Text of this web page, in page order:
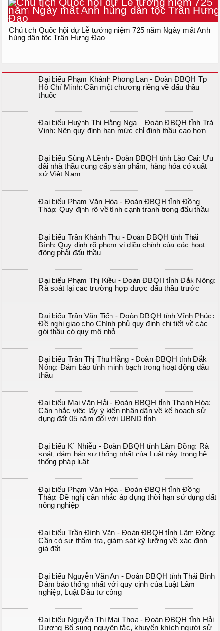
Chủ tịch Quốc hội dự Lễ tưởng niệm 725 năm Ngày mất Anh
hùng dân tộc Trần Hưng Đạo
Đại biểu Phạm Khánh Phong Lan - Đoàn ĐBQH Tp
Hồ Chí Minh: Cần một chương riêng về đấu thầu
thuốc
Đại biểu Huỳnh Thị Hằng Nga – Đoàn ĐBQH tỉnh Trà
Vinh: Nên quy định hạn mức chỉ định thầu cao hơn
Đại biểu Sùng A Lềnh - Đoàn ĐBQH tỉnh Lào Cai: Ưu
đãi nhà thầu cung cấp sản phẩm, hàng hóa có xuất
xứ Việt Nam
Đại biểu Phạm Văn Hòa - Đoàn ĐBQH tỉnh Đồng
Tháp: Quy định rõ về tính cạnh tranh trong đấu thầu
Đại biểu Trần Khánh Thu - Đoàn ĐBQH tỉnh Thái
Bình: Quy định rõ phạm vi điều chỉnh của các hoạt
động phải đấu thầu
Đại biểu Phạm Thị Kiều - Đoàn ĐBQH tỉnh Đắk Nông:
Rà soát lại các trường hợp được đấu thầu trước
Đại biểu Trần Văn Tiến - Đoàn ĐBQH tỉnh Vĩnh Phúc:
Đề nghị giao cho Chính phủ quy định chi tiết về các
gói thầu có quy mô nhỏ
Đại biểu Trần Thị Thu Hằng - Đoàn ĐBQH tỉnh Đắk
Nông: Đảm bảo tính minh bạch trong hoạt động đấu
thầu
Đại biểu Mai Văn Hải - Đoàn ĐBQH tỉnh Thanh Hóa:
Cân nhắc việc lấy ý kiến nhân dân về kế hoạch sử
dụng đất 05 năm đối với UBND tỉnh
Đại biểu K` Nhiễu - Đoàn ĐBQH tỉnh Lâm Đồng: Rà
soát, đảm bảo sự thống nhất của Luật này trong hệ
thống pháp luật
Đại biểu Phạm Văn Hòa - Đoàn ĐBQH tỉnh Đồng
Tháp: Đề nghị cân nhắc áp dụng thời hạn sử dụng đất
nông nghiệp
Đại biểu Trần Đình Văn - Đoàn ĐBQH tỉnh Lâm Đồng:
Cần có sự thẩm tra, giám sát kỹ lưỡng về xác định
giá đất
Đại biểu Nguyễn Văn An - Đoàn ĐBQH tỉnh Thái Bình
Đảm bảo thống nhất với quy định của Luật Lâm
nghiệp, Luật Đầu tư công
Đại biểu Nguyễn Thị Mai Thoa - Đoàn ĐBQH tỉnh Hải
Dương Bổ sung nguyên tắc, khuyến khích người sử